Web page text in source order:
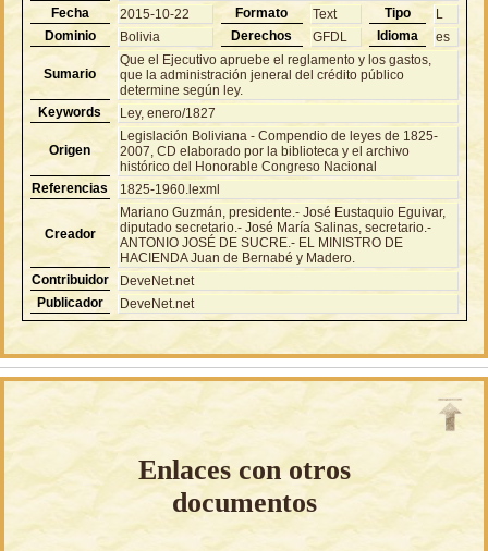
Fecha
2015-10-22 Formato Text Tipo
L
Dominio
Bolivia Derechos GFDL Idioma es
Sumario
Que el Ejecutivo apruebe el reglamento y los gastos,
que la administración jeneral del crédito público
determine según ley.
Keywords
Ley, enero/1827
Origen
Legislación Boliviana - Compendio de leyes de 1825-
2007, CD elaborado por la biblioteca y el archivo
histórico del Honorable Congreso Nacional
Referencias
1825-1960.lexml
Creador
Mariano Guzmán, presidente.- José Eustaquio Eguivar,
diputado secretario.- José María Salinas, secretario.-
ANTONIO JOSÉ DE SUCRE.- EL MINISTRO DE
HACIENDA Juan de Bernabé y Madero.
Contribuidor
DeveNet.net
Publicador
DeveNet.net
Enlaces con otros
documentos